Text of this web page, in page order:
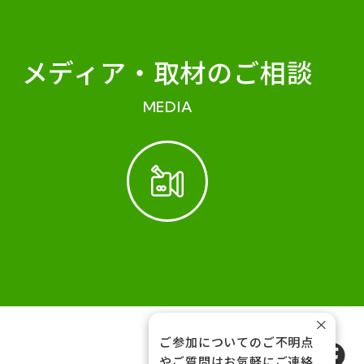
メディア・ 取材のご相談
MEDIA
FOLLOW US
ご参加についてのご不明点
×